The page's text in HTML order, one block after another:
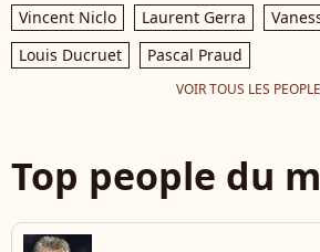
Vincent Niclo
Laurent Gerra
Louis Ducruet
Pascal Praud
VOIR TOUS LES PEOPLE
Top people du